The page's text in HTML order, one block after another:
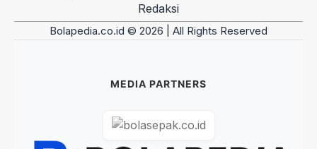
Redaksi
Bolapedia.co.id © 2026 | All Rights Reserved
MEDIA PARTNERS